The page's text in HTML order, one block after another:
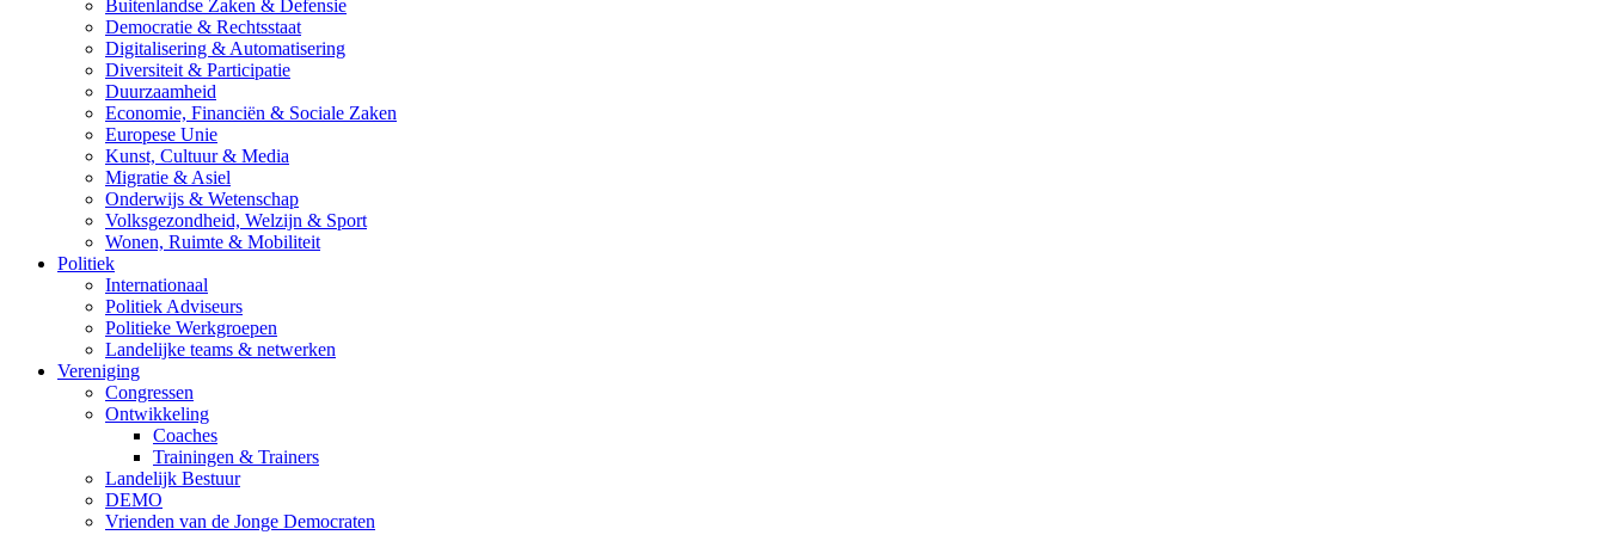
Buitenlandse Zaken & Defensie
Democratie & Rechtsstaat
Digitalisering & Automatisering
Diversiteit & Participatie
Duurzaamheid
Economie, Financiën & Sociale Zaken
Europese Unie
Kunst, Cultuur & Media
Migratie & Asiel
Onderwijs & Wetenschap
Volksgezondheid, Welzijn & Sport
Wonen, Ruimte & Mobiliteit
Politiek
Internationaal
Politiek Adviseurs
Politieke Werkgroepen
Landelijke teams & netwerken
Vereniging
Congressen
Ontwikkeling
Coaches
Trainingen & Trainers
Landelijk Bestuur
DEMO
Vrienden van de Jonge Democraten